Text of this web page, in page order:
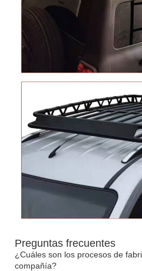
Preguntas frecuentes
¿Cuáles son los procesos de
compañía?